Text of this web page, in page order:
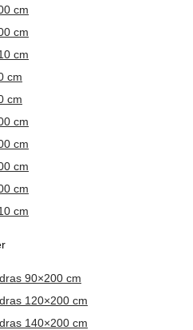
cm
cm
cm
cm
cm
cm
cm
cm
cm
cm
90×200 cm
120×200 cm
140×200 cm